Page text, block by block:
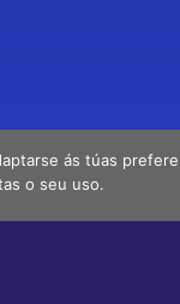
ás túas
o seu uso.